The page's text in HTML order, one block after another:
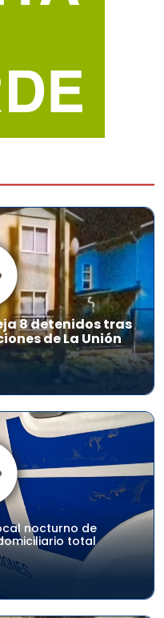
8 detenidos tras
de La Unión
nocturno de
total